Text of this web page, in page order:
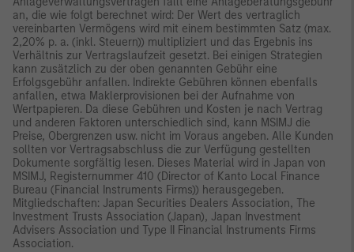
an, die wie folgt berechnet wird: Der Wert des vertraglich
vereinbarten Vermögens wird mit einem bestimmten Satz (max.
2,20% p. a. (inkl. Steuern)) multipliziert und das Ergebnis ins
Verhältnis zur Vertragslaufzeit gesetzt. Bei einigen Strategien
kann zusätzlich zu der oben genannten Gebühr eine
Erfolgsgebühr anfallen. Indirekte Gebühren können ebenfalls
anfallen, etwa Maklerprovisionen bei der Aufnahme von
Wertpapieren. Da diese Gebühren und Kosten je nach Vertrag
und anderen Faktoren unterschiedlich sind, kann MSIMJ die
Preise, Obergrenzen usw. nicht im Voraus angeben. Alle Kunden
sollten vor Vertragsabschluss die zur Verfügung gestellten
Dokumente sorgfältig lesen. Dieses Material wird in Japan von
MSIMJ, Registernummer 410 (Director of Kanto Local Finance
Bureau (Financial Instruments Firms)) herausgegeben.
Mitgliedschaften: Japan Securities Dealers Association, The
Investment Trusts Association (Japan), Japan Investment
Advisers Association und Type II Financial Instruments Firms
Association.